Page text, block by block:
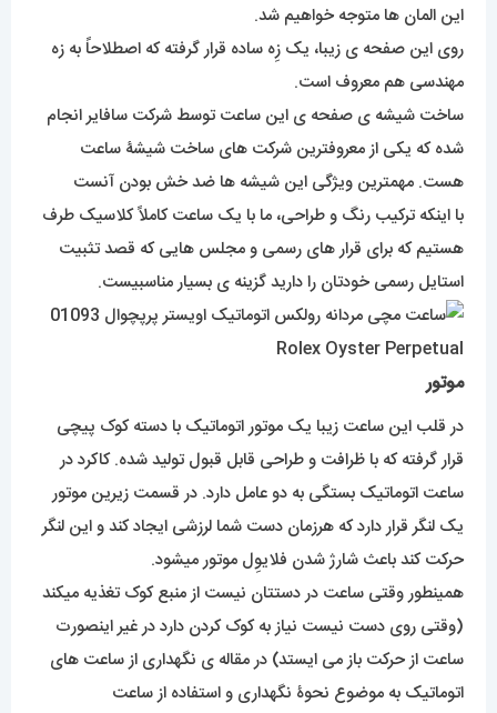
این المان ها متوجه خواهیم شد.
روی این صفحه ی زیبا، یک زِه ساده قرار گرفته که اصطلاحاً به زه
مهندسی هم معروف است.
ساخت شیشه ی صفحه ی این ساعت توسط شرکت سافایر انجام
شده که یکی از معروفترین شرکت های ساخت شیشۀ ساعت
هست. مهمترین ویژگی این شیشه ها ضد خش بودن آنست
با اینکه ترکیب رنگ و طراحی، ما با یک ساعت کاملاً کلاسیک طرف
هستیم که برای قرار های رسمی و مجلس هایی که قصد تثبیت
استایل رسمی خودتان را دارید گزینه ی بسیار مناسبیست.
موتور
در قلب این ساعت زیبا یک موتور اتوماتیک با دسته کوک پیچی
قرار گرفته که با ظرافت و طراحی قابل قبول تولید شده. کاکرد در
ساعت اتوماتیک بستگی به دو عامل دارد. در قسمت زیرین موتور
یک لنگر قرار دارد که هرزمان دست شما لرزشی ایجاد کند و این لنگر
حرکت کند باعث شارژ شدن فلایوِل موتور میشود.
همینطور وقتی ساعت در دستتان نیست از منبع کوک تغذیه میکند
(وقتی روی دست نیست نیاز به کوک کردن دارد در غیر اینصورت
ساعت از حرکت باز می ایستد) در مقاله ی نگهداری از ساعت های
اتوماتیک به موضوع نحوۀ نگهداری و استفاده از ساعت